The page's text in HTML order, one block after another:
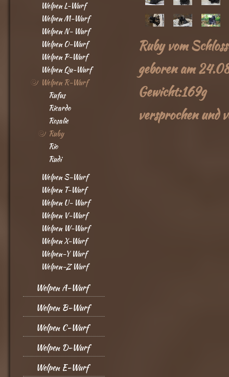
Welpen L-Wurf
Welpen M-Wurf
Welpen N- Wurf
Welpen O-Wurf
Welpen P-Wurf
Welpen Qu-Wurf
Welpen R-Wurf
Rufus
Ricardo
Rosalie
Ruby
Rio
Rudi
Welpen S-Wurf
Welpen T-Wurf
Welpen U- Wurf
Welpen V-Wurf
Welpen W-Wurf
Welpen X-Wurf
Welpen-Y Wurf
Welpen-Z Wurf
Welpen A-Wurf
Welpen B-Wurf
Welpen C-Wurf
Welpen D-Wurf
Welpen E-Wurf
Ruby vom
geboren am
Gewicht:169g
versprochen und